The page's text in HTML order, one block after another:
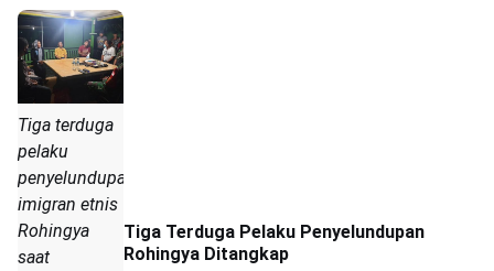
Tiga terduga
pelaku
penyelundupan
imigran etnis
Rohingya
saat
Tiga Terduga Pelaku Penyelundupan
Rohingya Ditangkap